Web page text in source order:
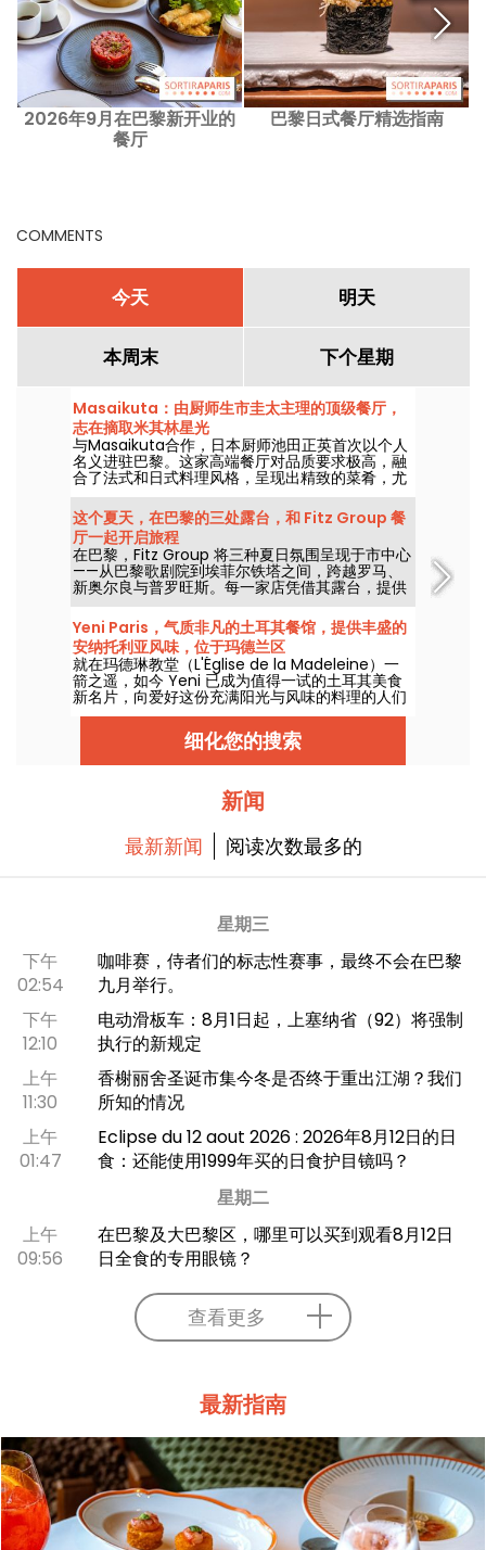
2026年9月在巴黎新开业的
餐厅
巴黎日式餐厅精选指南
COMMENTS
今天 明天
本周末 下个星期
Masaikuta：由厨师生市圭太主理的顶级餐厅，
志在摘取米其林星光
与Masaikuta合作，日本厨师池田正英首次以个人
名义进驻巴黎。这家高端餐厅对品质要求极高，融
合了法式和日式料理风格，呈现出精致的菜肴，尤
其偏爱海鲜新鲜食材，展现出对海产的深厚热爱。
这个夏天，在巴黎的三处露台，和 Fitz Group 餐
厅一起开启旅程
在巴黎，Fitz Group 将三种夏日氛围呈现于市中心
——从巴黎歌剧院到埃菲尔铁塔之间，跨越罗马、
新奥尔良与普罗旺斯。每一家店凭借其露台，提供
一个完整的驻足体验，无需离开首都。
Yeni Paris，气质非凡的土耳其餐馆，提供丰盛的
安纳托利亚风味，位于玛德兰区
就在玛德琳教堂（L'Église de la Madeleine）一
箭之遥，如今 Yeni 已成为值得一试的土耳其美食
新名片，向爱好这份充满阳光与风味的料理的人们
敞开大门，自 2025 年底起正式营业。是一家氛围
友好的餐桌，晚间以小盘开胃菜为伴，极适合来一
场小酌；这里的热情招待，和摆上桌的菜一样热
烈。
细化您的搜索
新闻
最新新闻 阅读次数最多的
星期三
下午
02:54
咖啡赛，侍者们的标志性赛事，最终不会在巴黎
九月举行。
下午
12:10
电动滑板车：8月1日起，上塞纳省（92）将强制
执行的新规定
上午
11:30
香榭丽舍圣诞市集今冬是否终于重出江湖？我们
所知的情况
上午
01:47
Eclipse du 12 aout 2026 : 2026年8月12日的日
食：还能使用1999年买的日食护目镜吗？
星期二
上午
09:56
在巴黎及大巴黎区，哪里可以买到观看8月12日
日全食的专用眼镜？
查看更多
最新指南